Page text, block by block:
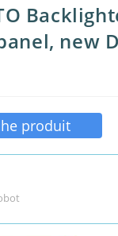
new
produit